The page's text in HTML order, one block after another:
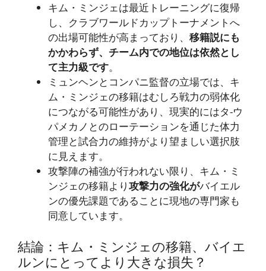
キム・ミンジェは最近トレーニングに復帰
し、クラブワールドカップトーナメントへ
の出場可能性が高まっており、 移籍説にも
かかわらず、チーム内での地位は依然とし
て主力級です。
ミュンヘンとコンパニ監督の立場では、キ
ム・ミンジェの移籍はむしろ戦力の弱体化
につながる可能性があり、現実的にはタ-ウ
パメカノとのローテーションを通じた体力
管理と試合力の維持がより望ましい選択肢
に見えます。
攻撃陣の補強が行われない限り、キム・ミ
ンジェの移籍より攻撃力の強化がバイエル
ンの優先課題であることに現地の専門家も
同意しています。
結論：キム・ミンジェの移籍、バイエ
ルンにとってより大きな損失？